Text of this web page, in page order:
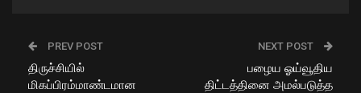
PREV POST
திருச்சியில்
மிகப்பிரம்மாண்டமான
NEXT POST
பழைய ஓய்வூதிய
திட்டத்தினை அமல்படுத்த